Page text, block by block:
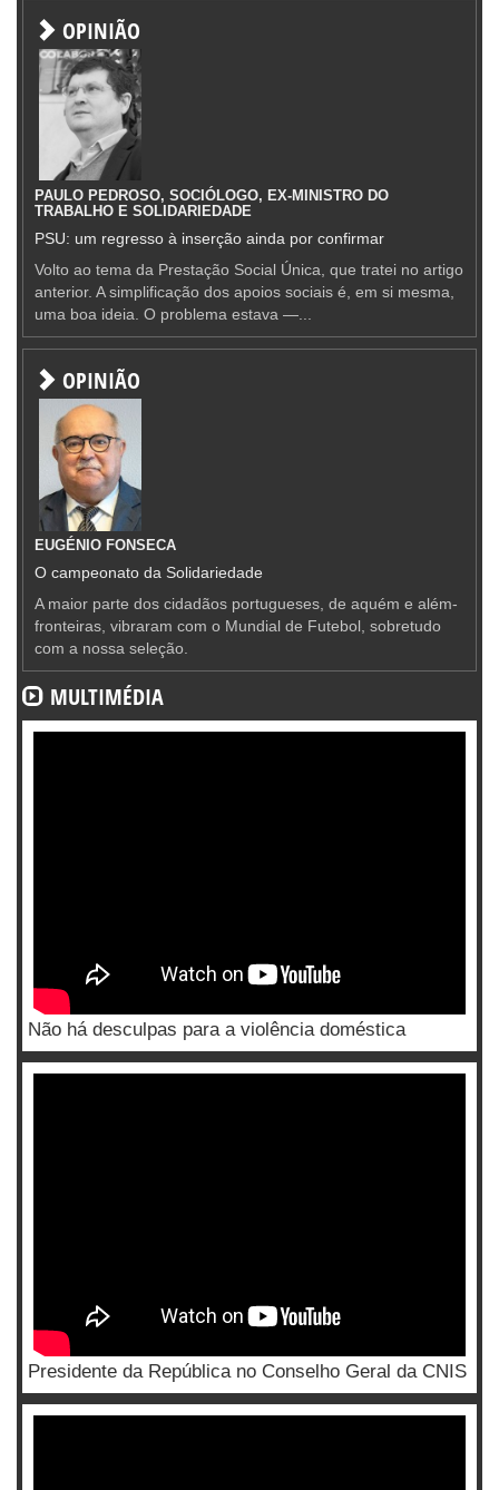
OPINIÃO
PAULO PEDROSO, SOCIÓLOGO, EX-MINISTRO DO
TRABALHO E SOLIDARIEDADE
PSU: um regresso à inserção ainda por confirmar
Volto ao tema da Prestação Social Única, que tratei no artigo
anterior. A simplificação dos apoios sociais é, em si mesma,
uma boa ideia. O problema estava —...
OPINIÃO
EUGÉNIO FONSECA
O campeonato da Solidariedade
A maior parte dos cidadãos portugueses, de aquém e além-
fronteiras, vibraram com o Mundial de Futebol, sobretudo
com a nossa seleção.
MULTIMÉDIA
Não há desculpas para a violência doméstica
Presidente da República no Conselho Geral da CNIS